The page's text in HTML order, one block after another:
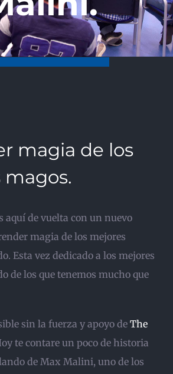
magia de los
aquí de vuelta con un nuevo
magia de los mejores
Esta vez dedicado a los mejores
de los que tenemos mucho que
sin la fuerza y apoyo de The
te contare un poco de historia
de Max Malini, uno de los